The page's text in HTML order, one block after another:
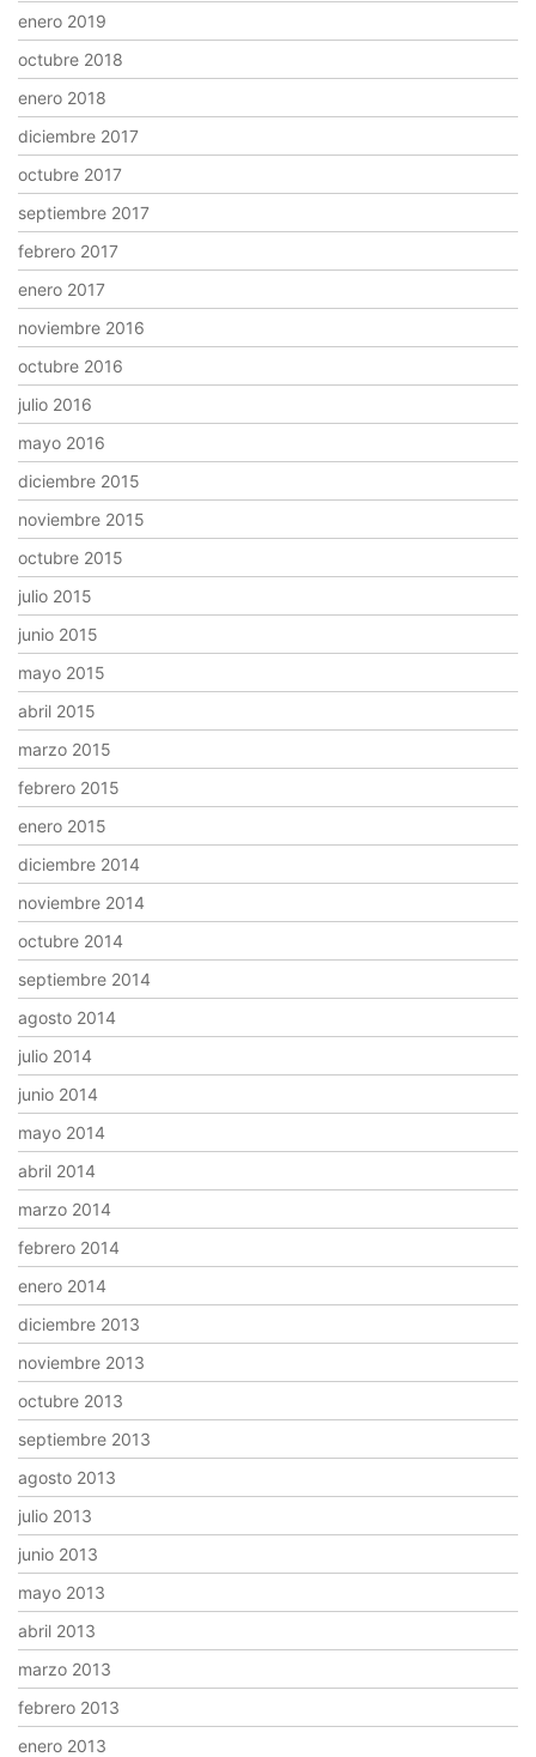
enero 2019
octubre 2018
enero 2018
diciembre 2017
octubre 2017
septiembre 2017
febrero 2017
enero 2017
noviembre 2016
octubre 2016
julio 2016
mayo 2016
diciembre 2015
noviembre 2015
octubre 2015
julio 2015
junio 2015
mayo 2015
abril 2015
marzo 2015
febrero 2015
enero 2015
diciembre 2014
noviembre 2014
octubre 2014
septiembre 2014
agosto 2014
julio 2014
junio 2014
mayo 2014
abril 2014
marzo 2014
febrero 2014
enero 2014
diciembre 2013
noviembre 2013
octubre 2013
septiembre 2013
agosto 2013
julio 2013
junio 2013
mayo 2013
abril 2013
marzo 2013
febrero 2013
enero 2013